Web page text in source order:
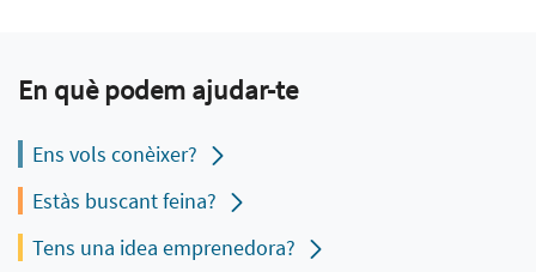
En què podem ajudar-te
Ens vols conèixer?
Estàs buscant feina?
Tens una idea emprenedora?